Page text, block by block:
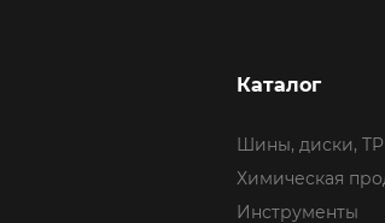
Каталог
Шины, диски,
Химическая
Инструменты